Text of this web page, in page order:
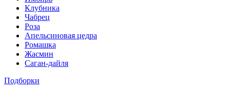
Клубника
Чабрец
Роза
Апельсиновая цедра
Ромашка
Жасмин
Саган-дайля
Подборки